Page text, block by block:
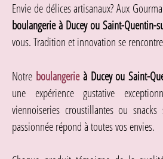
Envie de délices artisanaux? Aux
boulangerie à Ducey ou Saint-Quentin-
vous. Tradition et innovation se
Notre boulangerieà Ducey ou Saint-
une expérience gustative
viennoiseries croustillantes ou
passionnée répond à toutes vos envies.